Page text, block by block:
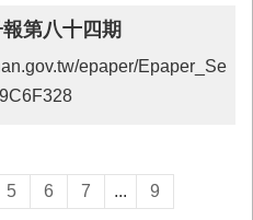
第八十四期
epaper/
5 6 7 ... 9